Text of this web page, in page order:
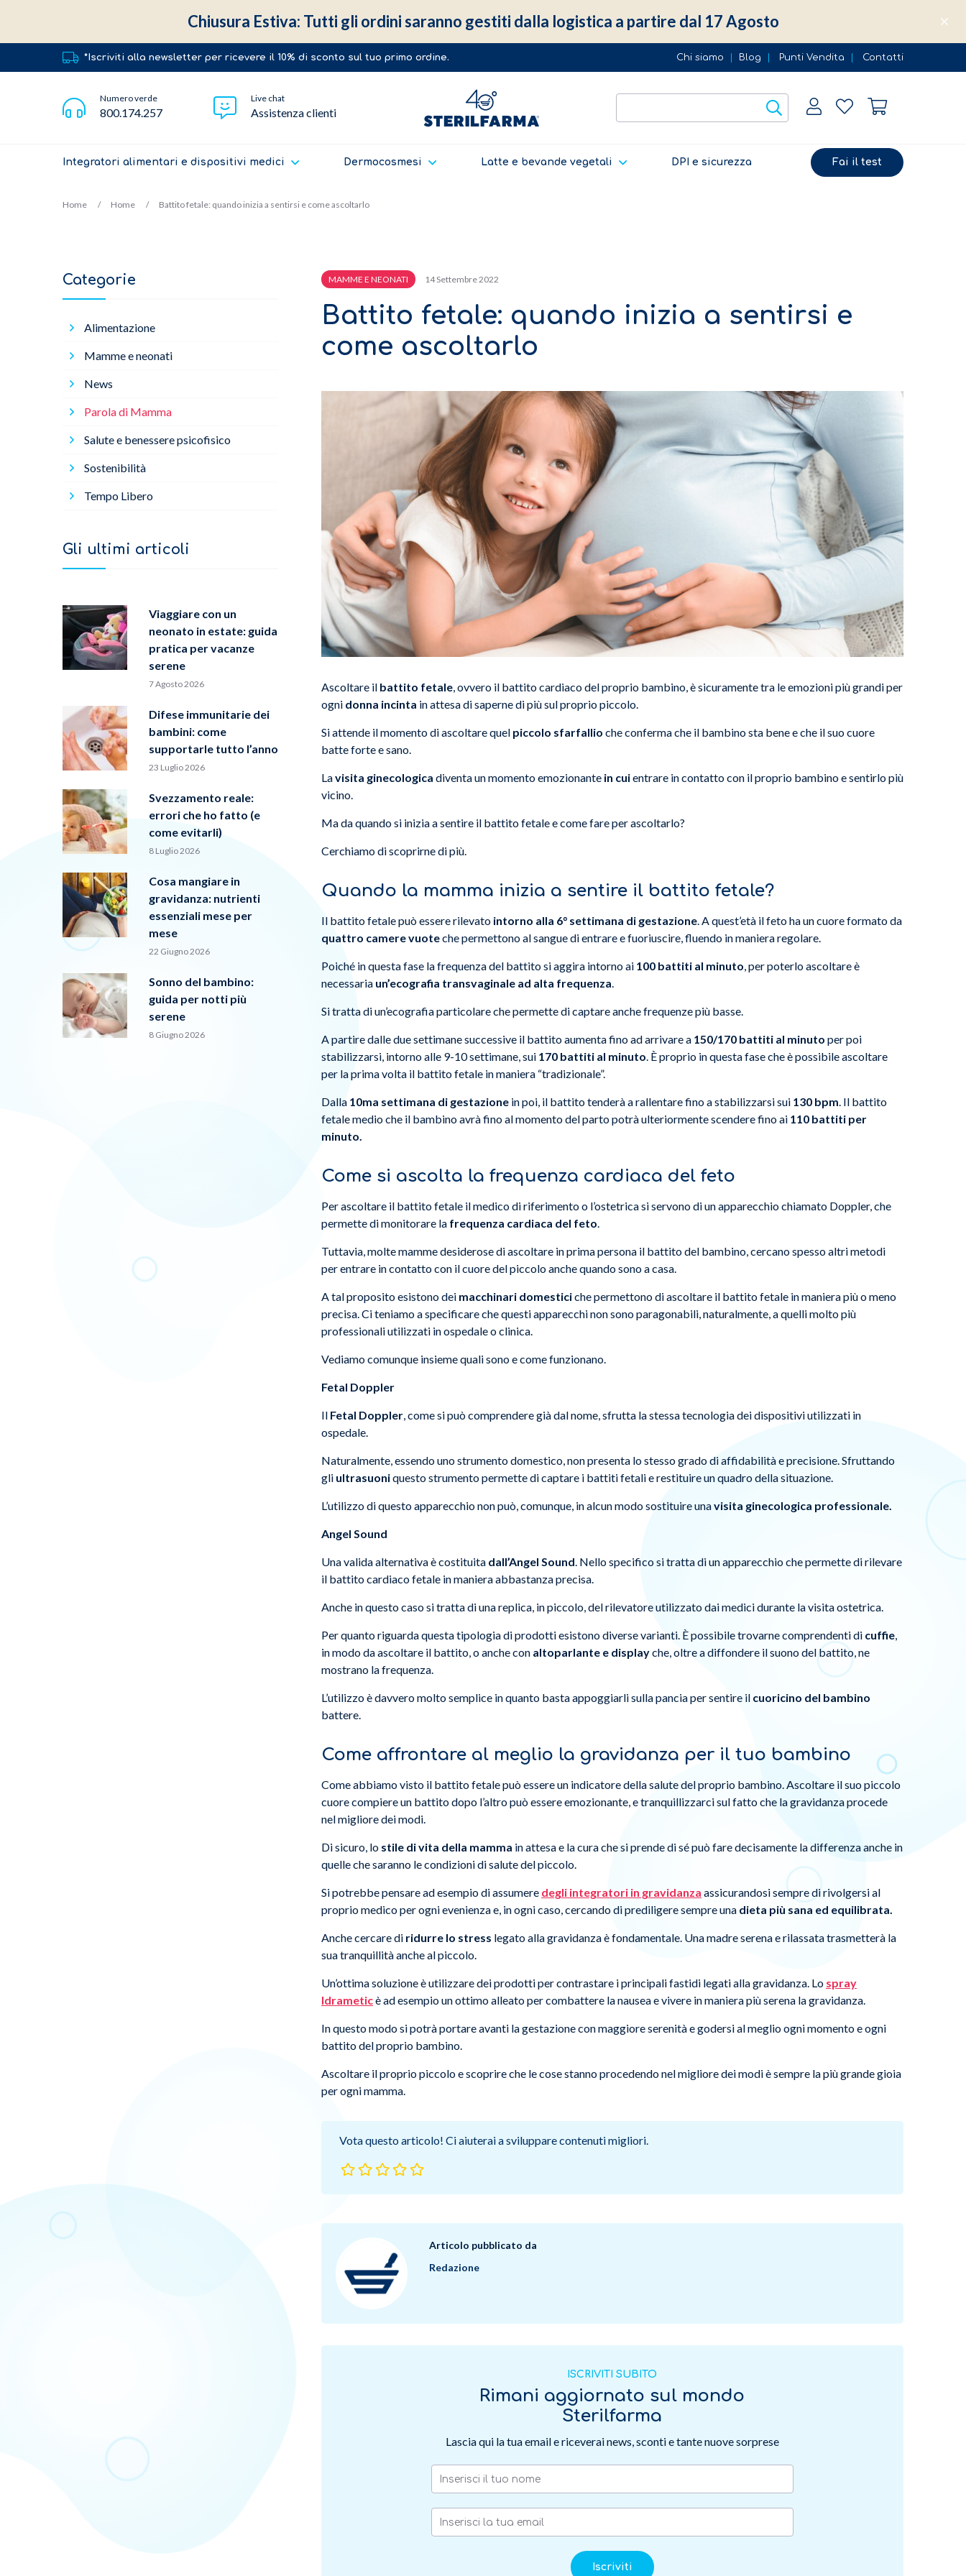
*Iscriviti alla newsletter per ricevere il 10% di sconto sul tuo primo ordine. Chi siamo Blog Punti Vendita Contatti
Numero verde
800.174.257
Live chat
Assistenza clienti
Integratori alimentari e dispositivi medici Dermocosmesi Latte e bevande vegetali DPI e sicurezza Fai il test
Home Home Battito fetale: quando inizia a sentirsi e come ascoltarlo
Categorie
Alimentazione
Mamme e neonati
News
Parola di Mamma
Salute e benessere psicofisico
Sostenibilità
Tempo Libero
Gli ultimi articoli
Viaggiare con un
neonato in estate: guida
pratica per vacanze
serene
7 Agosto 2026
Difese immunitarie dei
bambini: come
supportarle tutto l’anno
23 Luglio 2026
Svezzamento reale:
errori che ho fatto (e
come evitarli)
8 Luglio 2026
Cosa mangiare in
gravidanza: nutrienti
essenziali mese per
mese
22 Giugno 2026
Sonno del bambino:
guida per notti più
serene
8 Giugno 2026
MAMME E NEONATI 14 Settembre 2022
Battito fetale: quando inizia a sentirsi e
come ascoltarlo
Ascoltare il battito fetale, ovvero il battito cardiaco del proprio bambino, è sicuramente tra le emozioni più grandi per
ogni donna incinta in attesa di saperne di più sul proprio piccolo.
Si attende il momento di ascoltare quel piccolo sfarfallio che conferma che il bambino sta bene e che il suo cuore
batte forte e sano.
Lavisita ginecologica diventa un momento emozionante in cuientrare in contatto con il proprio bambino e sentirlo più
vicino.
Ma da quando si inizia a sentire il battito fetale e come fare per ascoltarlo?
Cerchiamo di scoprirne di più.
Quando la mamma inizia a sentire il battito fetale?
Il battito fetale può essere rilevato intorno alla 6° settimana di gestazione. A quest’età il feto ha un cuore formato da
quattro camere vuoteche permettono al sangue di entrare e fuoriuscire, fluendo in maniera regolare.
Poiché in questa fase la frequenza del battito si aggira intorno ai 100 battiti al minuto, per poterlo ascoltare è
necessaria un’ecografia transvaginale ad alta frequenza.
Si tratta di un’ecografia particolare che permette di captare anche frequenze più basse.
A partire dalle due settimane successive il battito aumenta fino ad arrivare a 150/170 battiti al minuto per poi
stabilizzarsi, intorno alle 9-10 settimane, sui 170 battiti al minuto. È proprio in questa fase che è possibile ascoltare
per la prima volta il battito fetale in maniera “tradizionale”.
Dalla 10ma settimana di gestazione in poi, il battito tenderà a rallentare fino a stabilizzarsi sui 130 bpm. Il battito
fetale medio che il bambino avrà fino al momento del parto potrà ulteriormente scendere fino ai 110 battiti per
minuto.
Come si ascolta la frequenza cardiaca del feto
Per ascoltare il battito fetale il medico di riferimento o l’ostetrica si servono di un apparecchio chiamato Doppler, che
permette di monitorare la frequenza cardiaca del feto.
Tuttavia, molte mamme desiderose di ascoltare in prima persona il battito del bambino, cercano spesso altri metodi
per entrare in contatto con il cuore del piccolo anche quando sono a casa.
A tal proposito esistono dei macchinari domesticiche permettono di ascoltare il battito fetale in maniera più o meno
precisa. Ci teniamo a specificare che questi apparecchi non sono paragonabili, naturalmente, a quelli molto più
professionali utilizzati in ospedale o clinica.
Vediamo comunque insieme quali sono e come funzionano.
Fetal Doppler
Il Fetal Doppler, come si può comprendere già dal nome, sfrutta la stessa tecnologia dei dispositivi utilizzati in
ospedale.
Naturalmente, essendo uno strumento domestico, non presenta lo stesso grado di affidabilità e precisione. Sfruttando
gli ultrasuoniquesto strumento permette di captare i battiti fetali e restituire un quadro della situazione.
L’utilizzo di questo apparecchio non può, comunque, in alcun modo sostituire unavisita ginecologica professionale.
Angel Sound
Una valida alternativa è costituita dall’Angel Sound. Nello specifico si tratta di un apparecchio che permette di rilevare
il battito cardiaco fetale in maniera abbastanza precisa.
Anche in questo caso si tratta di una replica, in piccolo, del rilevatore utilizzato dai medici durante la visita ostetrica.
Per quanto riguarda questa tipologia di prodotti esistono diverse varianti. È possibile trovarne comprendenti di cuffie,
in modo da ascoltare il battito, o anche con altoparlante e displayche, oltre a diffondere il suono del battito, ne
mostrano la frequenza.
L’utilizzo è davvero molto semplice in quanto basta appoggiarli sulla pancia per sentire il cuoricino del bambino
battere.
Come affrontare al meglio la gravidanza per il tuo bambino
Come abbiamo visto il battito fetale può essere un indicatore della salute del proprio bambino. Ascoltare il suo piccolo
cuore compiere un battito dopo l’altro può essere emozionante, e tranquillizzarci sul fatto che la gravidanza procede
nel migliore dei modi.
Di sicuro, lo stile di vita della mamma in attesa e la cura che si prende di sé può fare decisamente la differenza anche in
quelle che saranno le condizioni di salute del piccolo.
Si potrebbe pensare ad esempio di assumere degli integratori in gravidanza assicurandosi sempre di rivolgersi al
proprio medico per ogni evenienza e, in ogni caso, cercando di prediligere sempre una dieta più sana ed equilibrata.
Anche cercare di ridurre lo stress legato alla gravidanza è fondamentale. Una madre serena e rilassata trasmetterà la
sua tranquillità anche al piccolo.
Un’ottima soluzione è utilizzare dei prodotti per contrastare i principali fastidi legati alla gravidanza. Lo spray
Idrameticè ad esempio un ottimo alleato per combattere la nausea e vivere in maniera più serena la gravidanza.
In questo modo si potrà portare avanti la gestazione con maggiore serenità e godersi al meglio ogni momento e ogni
battito del proprio bambino.
Ascoltare il proprio piccolo e scoprire che le cose stanno procedendo nel migliore dei modi è sempre la più grande gioia
per ogni mamma.
Vota questo articolo! Ci aiuterai a sviluppare contenuti migliori.
Articolo pubblicato da
Redazione
ISCRIVITI SUBITO
Rimani aggiornato sul mondo
Sterilfarma
Lascia qui la tua email e riceverai news, sconti e tante nuove sorprese
Iscriviti
Chiusura Estiva: Tutti gli ordini saranno gestiti dalla logistica a partire dal 17 Agosto